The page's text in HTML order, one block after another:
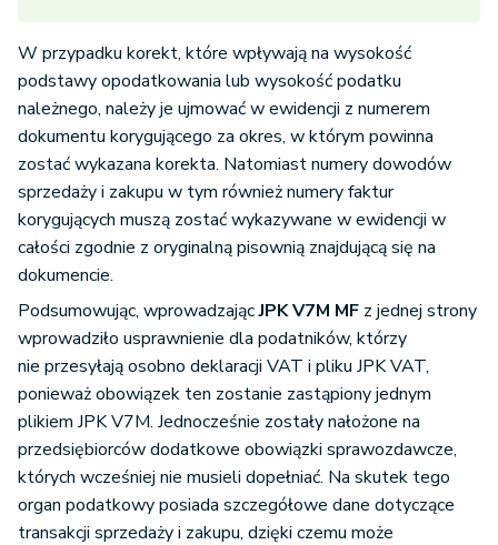
W przypadku korekt, które wpływają na wysokość
podstawy opodatkowania lub wysokość podatku
należnego, należy je ujmować w ewidencji z numerem
dokumentu korygującego za okres, w którym powinna
zostać wykazana korekta. Natomiast numery dowodów
sprzedaży i zakupu w tym również numery faktur
korygujących muszą zostać wykazywane w ewidencji w
całości zgodnie z oryginalną pisownią znajdującą się na
dokumencie.
Podsumowując, wprowadzającJPK V7M MF z jednej strony
wprowadziło usprawnienie dla podatników, którzy
nie przesyłają osobno deklaracji VAT i pliku JPK VAT,
ponieważ obowiązek ten zostanie zastąpiony jednym
plikiem JPK V7M. Jednocześnie zostały nałożone na
przedsiębiorców dodatkowe obowiązki sprawozdawcze,
których wcześniej nie musieli dopełniać. Na skutek tego
organ podatkowy posiada szczegółowe dane dotyczące
transakcji sprzedaży i zakupu, dzięki czemu może